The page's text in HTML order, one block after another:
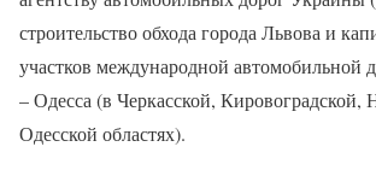
строительство обхода города Львова и
участков международной автомобильной
– Одесса (в Черкасской, Кировоградской,
Одесской областях).